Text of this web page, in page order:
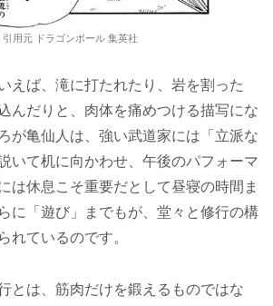
引用元 ドラゴンボール 集英社
えば、滝に打たれたり、岩を割った
んだりと、肉体を痛めつける描写にな
が亀仙人は、強い武道家には「立派な
いて机に向かわせ、午後のパフォーマ
は休息こそ重要だとして昼寝の時間ま
に「遊び」までもが、堂々と修行の構
れているのです。
とは、筋肉だけを鍛えるものではな